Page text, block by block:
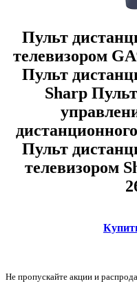
Пульт
телевизором
Пульт
Sharp
Пульт
телевизором
Не пропускайте акции и